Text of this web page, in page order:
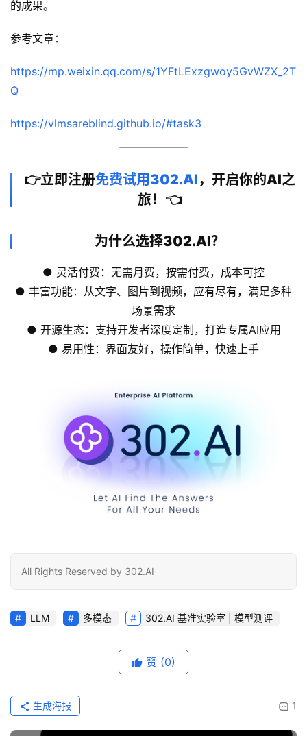
的成果。
参考文章：
https://mp.weixin.qq.com/s/1YFtLExzgwoy5GvWZX_2T
Q
https://vlmsareblind.github.io/#task3
👉立即注册免费试用302.AI，开启你的AI之
旅！👈
为什么选择302.AI？
● 灵活付费：无需月费，按需付费，成本可控
● 丰富功能：从文字、图片到视频，应有尽有，满足多种
场景需求
● 开源生态：支持开发者深度定制，打造专属AI应用
● 易用性：界面友好，操作简单，快速上手
All Rights Reserved by 302.AI
LLM 多模态 302.AI 基准实验室 | 模型测评
赞 (0)
1
生成海报